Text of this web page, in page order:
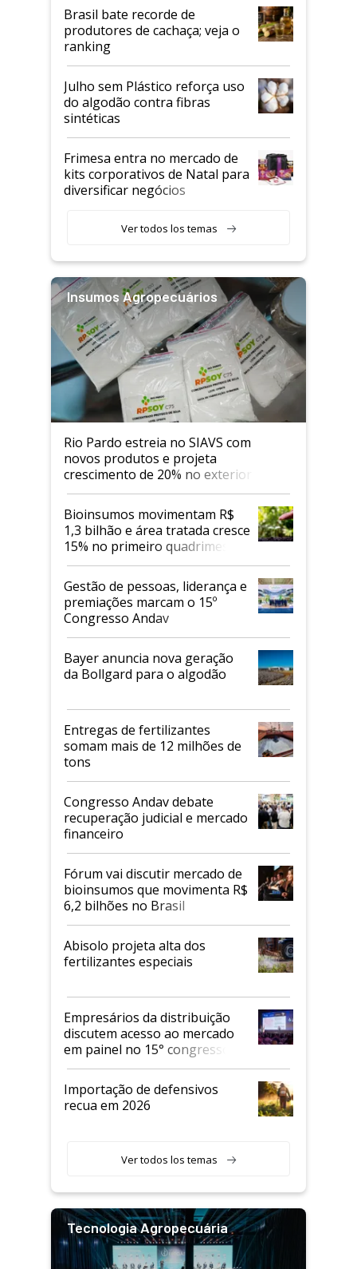
Brasil bate recorde de
produtores de cachaça; veja o
ranking
Julho sem Plástico reforça uso
do algodão contra fibras
sintéticas
Frimesa entra no mercado de
kits corporativos de Natal para
diversificar negócios
Ver todos los temas
Insumos Agropecuários
Rio Pardo estreia no SIAVS com
novos produtos e projeta
crescimento de 20% no exterior
Bioinsumos movimentam R$
1,3 bilhão e área tratada cresce
15% no primeiro quadrimestre
de 2026
Gestão de pessoas, liderança e
premiações marcam o 15º
Congresso Andav
Bayer anuncia nova geração
da Bollgard para o algodão
Entregas de fertilizantes
somam mais de 12 milhões de
tons
Congresso Andav debate
recuperação judicial e mercado
financeiro
Fórum vai discutir mercado de
bioinsumos que movimenta R$
6,2 bilhões no Brasil
Abisolo projeta alta dos
fertilizantes especiais
Empresários da distribuição
discutem acesso ao mercado
em painel no 15° congresso
Andav
Importação de defensivos
recua em 2026
Ver todos los temas
Tecnologia Agropecuária